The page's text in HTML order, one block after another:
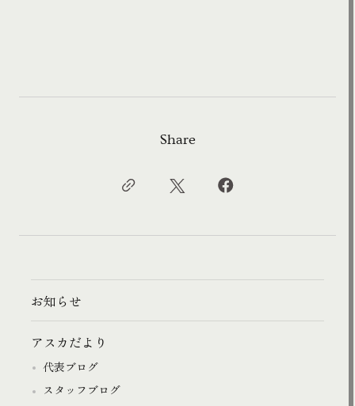
Share
お知らせ
アスカだより
代表ブログ
スタッフブログ